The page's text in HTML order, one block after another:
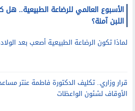
الأسبوع العالمي للرضاعة الطبيعية.. هل
اللبن آمنة؟
لماذا تكون الرضاعة الطبيعية أصعب بعد
قرار وزاري.. تكليف الدكتورة فاطمة عنتر
الأوقاف لشئون الواعظات